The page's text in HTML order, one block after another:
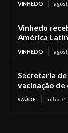
VINHEDO
Vinhedo
América
VINHEDO
Secretaria de
vacinação de
SAÚDE julho 31,